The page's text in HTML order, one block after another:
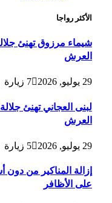
الأكثر رواجا
العرش
29 يوليو, 2026 7 زيارة
العرش
29 يوليو, 2026 5 زيارة
إزالة المناكير من
على الأظافر